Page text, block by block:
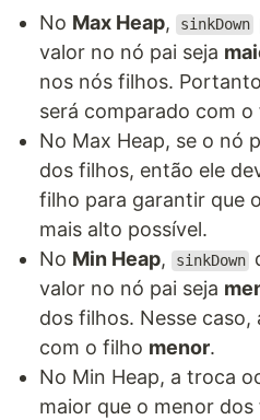
No Max Heap, sinkDown
valor no nó pai seja
nos nós filhos.
será comparado com o
No Max Heap, se o nó
dos filhos, então ele
filho para garantir que
mais alto possível.
No Min Heap, sinkDown
valor no nó pai seja
dos filhos. Nesse
com o filho menor.
No Min Heap, a troca
maior que o menor